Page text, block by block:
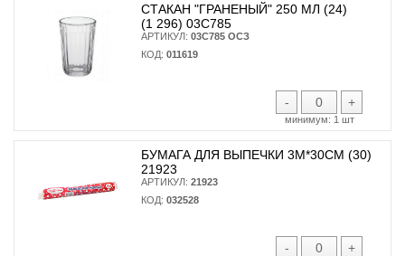
СТАКАН "ГРАНЕНЫЙ" 250 МЛ (24)
(1 296) 03С785
АРТИКУЛ: 03С785 ОСЗ
КОД: 011619
- +
минимум: 1 шт
БУМАГА ДЛЯ ВЫПЕЧКИ 3М*30СМ (30)
21923
АРТИКУЛ: 21923
КОД: 032528
- +